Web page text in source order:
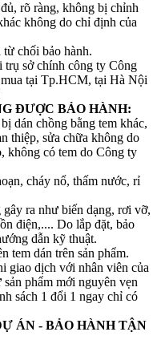
rõ ràng, không bị chỉnh
không do chỉ định của
chối bảo hành.
trụ sở chính công ty Công
tại Tp.HCM, tại Hà Nội
ĐƯỢC BẢO HÀNH:
dán chồng bằng tem khác,
thiệp, sửa chữa không do
không có tem do Công ty
cháy nổ, thấm nước, rỉ
ra như biến dạng, rơi vỡ,
điện,.... Do lắp đặt, bảo
dẫn kỹ thuật.
tem dán trên sản phẩm.
giao dịch với nhân viên của
phẩm mới nguyên vẹn
sách 1 đổi 1 ngay chỉ có
ÁN - BẢO HÀNH TẬN